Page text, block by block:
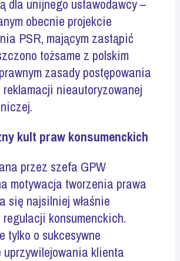
dla unijnego ustawodawcy –
obecnie projekcie
PSR, mającym zastąpić
tożsame z polskim
zasady postępowania
nieautoryzowanej
kult praw konsumenckich
przez szefa GPW
motywacja tworzenia prawa
się najsilniej właśnie
konsumenckich.
tylko o sukcesywne
klienta